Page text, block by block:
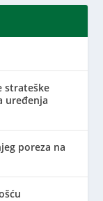
strateške
uređenja
poreza na